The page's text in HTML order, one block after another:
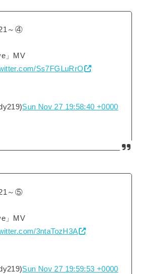
～④
」MV
Ss7FGLuRrO
Sun Nov 27 19:58:40 +0000
～⑤
」MV
3ntaTozH3A
Sun Nov 27 19:59:53 +0000